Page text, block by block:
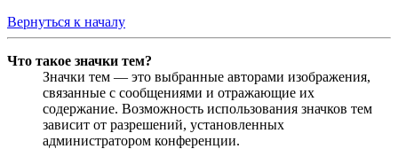
Вернуться к началу
Что такое значки тем?
Значки тем — это выбранные авторами изображения,
связанные с сообщениями и отражающие их
содержание. Возможность использования значков тем
зависит от разрешений, установленных
администратором конференции.